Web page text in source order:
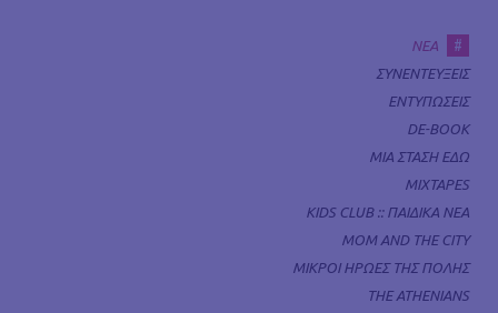
ΝΕΑ #
ΣΥΝΕΝΤΕΥΞΕΙΣ
ΕΝΤΥΠΩΣΕΙΣ
DE-BOOK
ΜΙΑ ΣΤΑΣΗ ΕΔΩ
MIXTAPES
KIDS CLUB :: ΠΑΙΔΙΚΑ ΝΕΑ
MOM AND THE CITY
ΜΙΚΡΟΙ ΗΡΩΕΣ ΤΗΣ ΠΟΛΗΣ
THE ATHENIANS